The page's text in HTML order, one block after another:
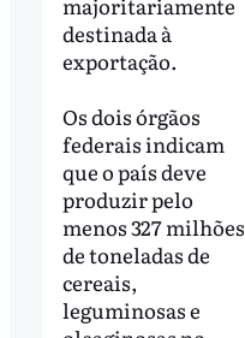
destinada à
exportação.
Os dois órgãos
federais indicam
que o país deve
produzir pelo
menos 327 milhões
de toneladas de
cereais,
leguminosas e